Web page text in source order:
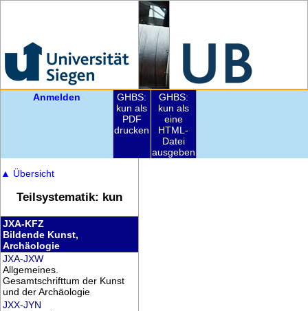
Anmelden
GHBS:
kun als
PDF
drucken
GHBS:
kun als
eine
HTML-
Datei
ausgeben
▲ Übersicht
Teilsystematik: kun
JXA-KFZ
Bildende Kunst,
Archäologie
JXA-JXW
Allgemeines.
Gesamtschrifttum der Kunst
und der Archäologie
JXX-JYN